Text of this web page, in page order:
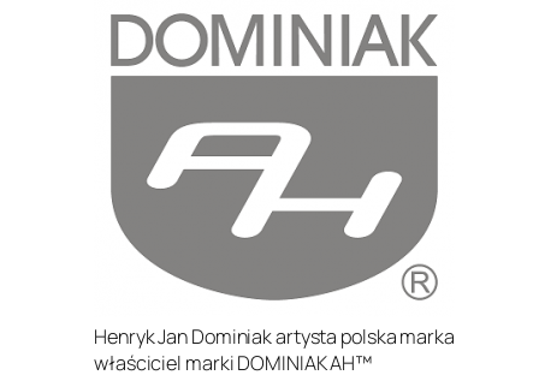
Henryk Jan Dominiak artysta polska marka
właściciel marki DOMINIAK AH™